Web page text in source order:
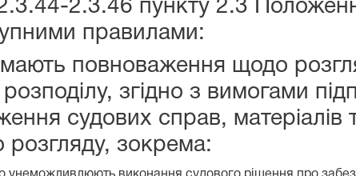
2.3.46 пункту 2.3
правилами:
повноваження щодо
згідно з вимогами
судових справ, матеріалів
розгляду, зокрема: